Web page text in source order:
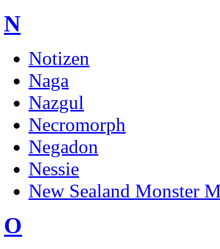
N
Notizen
Naga
Nazgul
Necromorph
Negadon
Nessie
New Sealand Monster
O